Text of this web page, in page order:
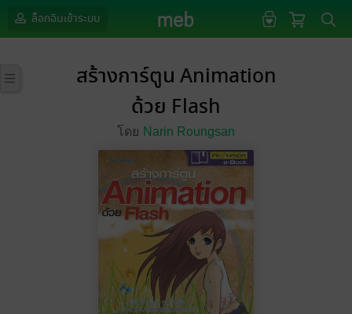
ล็อกอินเข้าระบบ
สร้างการ์ตูน Animation
ด้วย Flash
โดย Narin Roungsan